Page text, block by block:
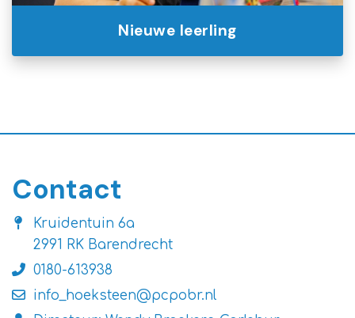
Nieuwe leerling
Contact
Kruidentuin 6a
2991 RK Barendrecht
0180-613938
info_hoeksteen@pcpobr.nl